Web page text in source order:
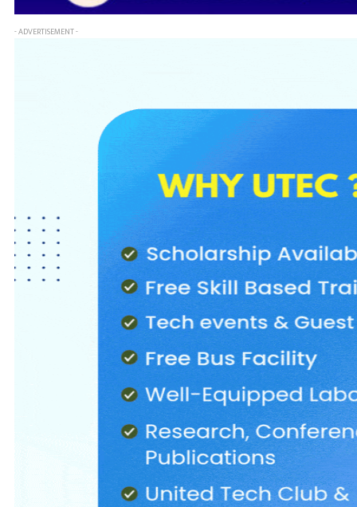
- ADVERTISEMENT -